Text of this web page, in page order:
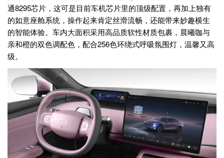
通8295芯片，这可是目前车机芯片里的顶级配置，再加上独有
的如意座舱系统，操作起来肯定丝滑流畅，还能带来妙趣横生
的智能体验。车内大面积采用高品质软性材质包裹，晨曦咖与
亲和橙的双色调配色，配合256色环绕式呼吸氛围灯，温馨又高
级。